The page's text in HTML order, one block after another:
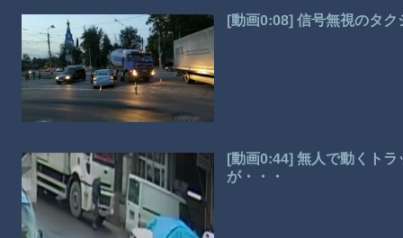
[動画0:08] 信号無視のタ
[動画0:44] 無人で動くト
が・・・